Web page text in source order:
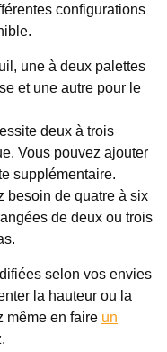
configurations
une à deux palettes
et une autre pour le
deux à trois
Vous pouvez ajouter
supplémentaire.
besoin de quatre à six
de deux ou trois
selon vos envies
la hauteur ou la
même en faire un